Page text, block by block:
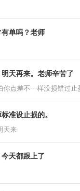
单吗？老师
天再来。老师辛苦了
你点差不一样没损错过
准设止损的。
天来
天都跟上了